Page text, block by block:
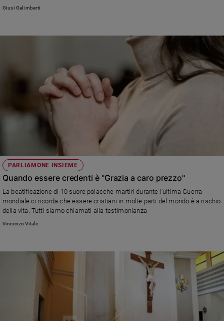
Veneto alla Protezione civile. "La situazione è in evoluzione", ha dichiarato,
Giusi Galimberti
PARLIAMONE INSIEME
Quando essere credenti è "Grazia a caro prezzo"
La beatificazione di 10 suore polacche martiri durante l’ultima Guerra
mondiale ci ricorda che essere cristiani in molte parti del mondo è a rischio
della vita. Tutti siamo chiamati alla testimonianza
Vincenzo Vitale